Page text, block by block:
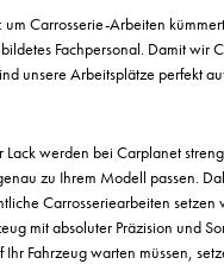
Carrosserie-Arbeiten
Fachpersonal. Damit wir
unsere Arbeitsplätze perfekt
Lack werden bei Carplanet
zu Ihrem Modell passen.
Carrosseriearbeiten
mit absoluter Präzision und
Fahrzeug warten müssen,